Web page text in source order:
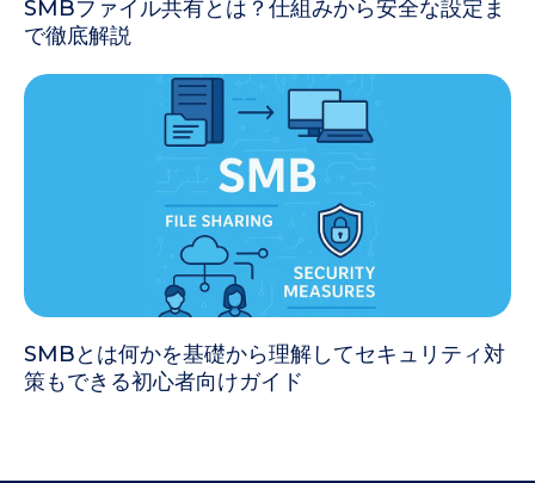
SMBファイル共有とは？仕組みから安全な設定ま
で徹底解説
SMBとは何かを基礎から理解してセキュリティ対
策もできる初心者向けガイド